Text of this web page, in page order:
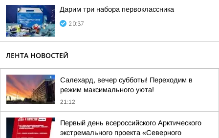
Дарим три набора первоклассника
20:37
ЛЕНТА НОВОСТЕЙ
Салехард, вечер субботы! Переходим в
режим максимального уюта!
21:12
Первый день всероссийского Арктического
экстремального проекта «Северного